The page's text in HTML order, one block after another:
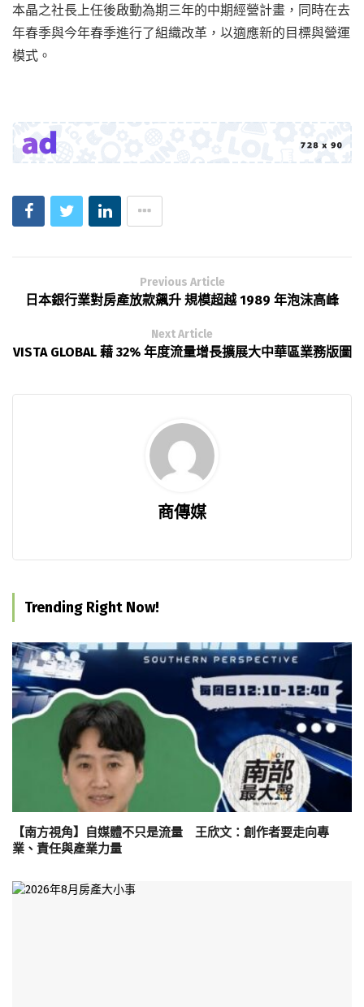
本晶之社長上任後啟動為期三年的中期經營計畫，同時在去
年春季與今年春季進行了組織改革，以適應新的目標與營運
模式。
Previous Article
日本銀行業對房產放款飆升 規模超越 1989 年泡沫高峰
Next Article
VISTA GLOBAL 藉 32% 年度流量增長擴展大中華區業務版圖
商傳媒
Trending Right Now!
【南方視角】自媒體不只是流量 王欣文：創作者要走向專
業、責任與產業力量